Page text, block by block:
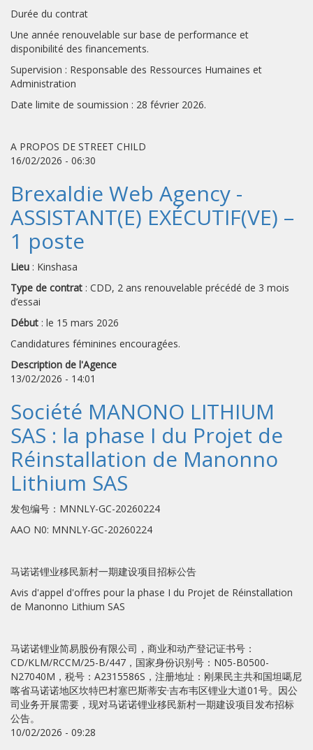
Durée du contrat
Une année renouvelable sur base de performance et
disponibilité des financements.
Supervision : Responsable des Ressources Humaines et
Administration
Date limite de soumission : 28 février 2026.
A PROPOS DE STREET CHILD
16/02/2026 - 06:30
Brexaldie Web Agency -
ASSISTANT(E) EXÉCUTIF(VE) –
1 poste
Lieu : Kinshasa
Type de contrat : CDD, 2 ans renouvelable précédé de 3 mois
d’essai
Début : le 15 mars 2026
Candidatures féminines encouragées.
Description de l'Agence
13/02/2026 - 14:01
Société MANONO LITHIUM
SAS : la phase I du Projet de
Réinstallation de Manonno
Lithium SAS
发包编号：MNNLY-GC-20260224
AAO N0: MNNLY-GC-20260224
马诺诺锂业移民新村一期建设项目招标公告
Avis d'appel d'offres pour la phase I du Projet de Réinstallation
de Manonno Lithium SAS
马诺诺锂业简易股份有限公司，商业和动产登记证书号：
CD/KLM/RCCM/25-B/447，国家身份识别号：N05-B0500-
N27040M，税号：A2315586S，注册地址：刚果民主共和国坦噶尼
喀省马诺诺地区坎特巴村塞巴斯蒂安·吉布韦区锂业大道01号。因公
司业务开展需要，现对马诺诺锂业移民新村一期建设项目发布招标
公告。
10/02/2026 - 09:28